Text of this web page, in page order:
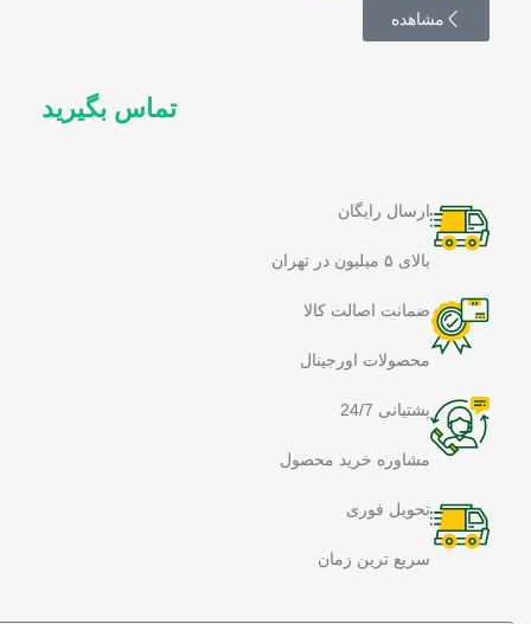
مشاهده
تماس بگیرید
ارسال رایگان
بالای ۵ میلیون در تهران
ضمانت اصالت کالا
محصولات اورجینال
پشتیانی 24/7
مشاوره خرید محصول
تحویل فوری
سریع ترین زمان